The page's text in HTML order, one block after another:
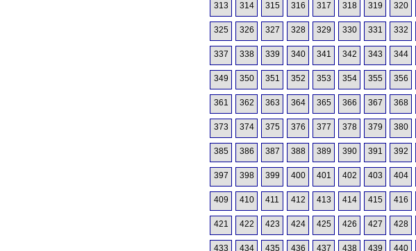
313 314 315 316 317 318 319 320
325 326 327 328 329 330 331 332
337 338 339 340 341 342 343 344
349 350 351 352 353 354 355 356
361 362 363 364 365 366 367 368
373 374 375 376 377 378 379 380
385 386 387 388 389 390 391 392
397 398 399 400 401 402 403 404
409 410 411 412 413 414 415 416
421 422 423 424 425 426 427 428
433 434 435 436 437 438 439 440